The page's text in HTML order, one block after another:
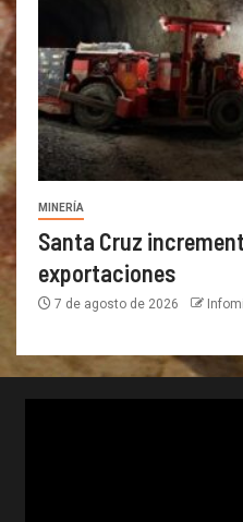
MINERÍA
Santa Cruz
exportaciones
7 de agosto de 2026